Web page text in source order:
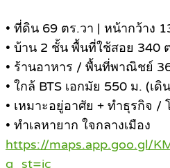
• ที่ดิน 69 ตร.วา | หน้ากว้าง
• บ้าน 2 ชั้น พื้นที่ใช้สอย 340
• ร้านอาหาร / พื้นที่พาณิชย์
• ใกล้ BTS เอกมัย 550 ม. (เ
• เหมาะอยู่อาศัย + ทำธุรกิจ /
• ทำเลหายาก ใจกลางเมือง
https://maps.app.goo.gl/
g_st=ic